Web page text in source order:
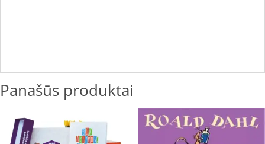
Panašūs produktai